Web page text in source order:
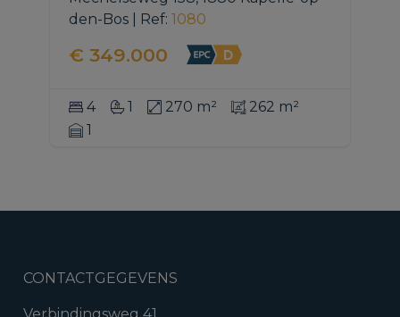
den-Bos
Ref: 1080
€ 349.000
4 1 270 m²
262 m²
1
CONTACTGEGEVENS